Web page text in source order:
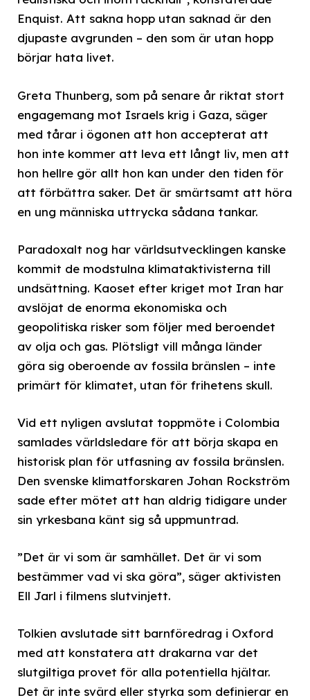
Enquist. Att sakna hopp utan saknad är den
djupaste avgrunden – den som är utan hopp
börjar hata livet.
Greta Thunberg, som på senare år riktat stort
engagemang mot Israels krig i Gaza, säger
med tårar i ögonen att hon accepterat att
hon inte kommer att leva ett långt liv, men att
hon hellre gör allt hon kan under den tiden för
att förbättra saker. Det är smärtsamt att höra
en ung människa uttrycka sådana tankar.
Paradoxalt nog har världsutvecklingen kanske
kommit de modstulna klimataktivisterna till
undsättning. Kaoset efter kriget mot Iran har
avslöjat de enorma ekonomiska och
geopolitiska risker som följer med beroendet
av olja och gas. Plötsligt vill många länder
göra sig oberoende av fossila bränslen – inte
primärt för klimatet, utan för frihetens skull.
Vid ett nyligen avslutat toppmöte i Colombia
samlades världsledare för att börja skapa en
historisk plan för utfasning av fossila bränslen.
Den svenske klimatforskaren Johan Rockström
sade efter mötet att han aldrig tidigare under
sin yrkesbana känt sig så uppmuntrad.
”Det är vi som är samhället. Det är vi som
bestämmer vad vi ska göra”, säger aktivisten
Ell Jarl i filmens slutvinjett.
Tolkien avslutade sitt barnföredrag i Oxford
med att konstatera att drakarna var det
slutgiltiga provet för alla potentiella hjältar.
Det är inte svärd eller styrka som definierar en